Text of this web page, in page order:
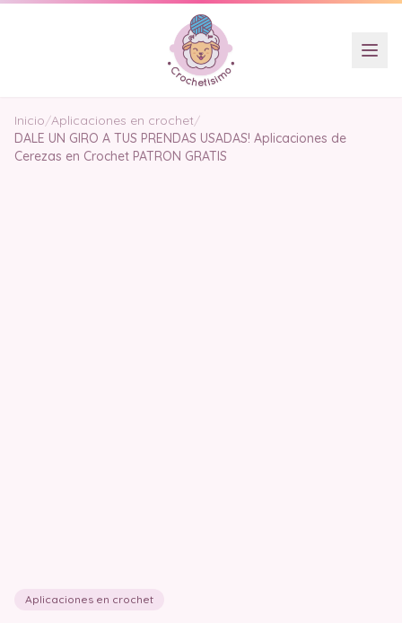
Inicio/Aplicaciones en crochet/
DALE UN GIRO A TUS PRENDAS USADAS! Aplicaciones de
Cerezas en Crochet PATRON GRATIS
Aplicaciones en crochet